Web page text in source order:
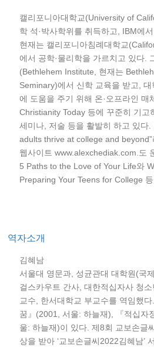
캘리포니아대학교(University of
학 석·박사학위를 취득하고, IBM에
현재는 캘리포니아침례대학교
에서 공학·물리학을 가르치고 있다.
(Bethlehem Institute, 현재는
Seminary)에서 신학 교육을 받고,
에 도움을 주기 위해 온·오프라인 매
Christianity Today 등에 꾸준히 기고
세미나, 저술 등을 활발히 하고 있다.
adults thrive at college and
웹사이트 www.alexchediak.com.도
5 Paths to the Love of Your Life와
Preparing Your Teens for College
역자소개
김혜남
서울대 영문과, 성균관대 대학원(국
걸스카우트 간사, 대한적십자사 청
교수, 한서대학교 부교수를 역임했
꿈』(2001, 서울: 하늘재), 『적십자
울: 하늘재)이 있다. 제8회 교보손글
상을 받아 ‘교보손글씨2022김혜남’